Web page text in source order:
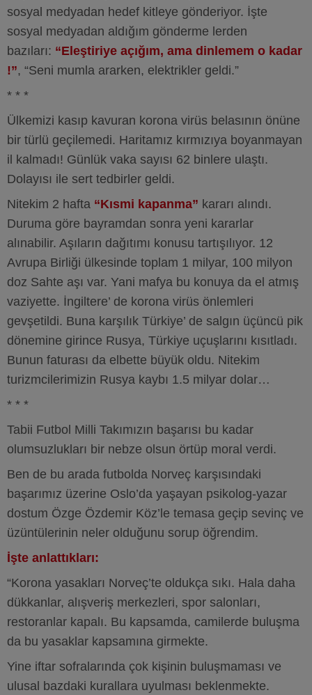
sosyal medyadan hedef kitleye gönderiyor. İşte
sosyal medyadan aldığım gönderme lerden
bazıları: “Eleştiriye açığım, ama dinlemem o kadar
!”, “Seni mumla ararken, elektrikler geldi.”
* * *
Ülkemizi kasıp kavuran korona virüs belasının önüne
bir türlü geçilemedi. Haritamız kırmızıya boyanmayan
il kalmadı! Günlük vaka sayısı 62 binlere ulaştı.
Dolayısı ile sert tedbirler geldi.
Nitekim 2 hafta “Kısmi kapanma” kararı alındı.
Duruma göre bayramdan sonra yeni kararlar
alınabilir. Aşıların dağıtımı konusu tartışılıyor. 12
Avrupa Birliği ülkesinde toplam 1 milyar, 100 milyon
doz Sahte aşı var. Yani mafya bu konuya da el atmış
vaziyette. İngiltere’ de korona virüs önlemleri
gevşetildi. Buna karşılık Türkiye’ de salgın üçüncü pik
dönemine girince Rusya, Türkiye uçuşlarını kısıtladı.
Bunun faturası da elbette büyük oldu. Nitekim
turizmcilerimizin Rusya kaybı 1.5 milyar dolar…
* * *
Tabii Futbol Milli Takımızın başarısı bu kadar
olumsuzlukları bir nebze olsun örtüp moral verdi.
Ben de bu arada futbolda Norveç karşısındaki
başarımız üzerine Oslo’da yaşayan psikolog-yazar
dostum Özge Özdemir Köz’le temasa geçip sevinç ve
üzüntülerinin neler olduğunu sorup öğrendim.
İşte anlattıkları:
“Korona yasakları Norveç’te oldukça sıkı. Hala daha
dükkanlar, alışveriş merkezleri, spor salonları,
restoranlar kapalı. Bu kapsamda, camilerde buluşma
da bu yasaklar kapsamına girmekte.
Yine iftar sofralarında çok kişinin buluşmaması ve
ulusal bazdaki kurallara uyulması beklenmekte.